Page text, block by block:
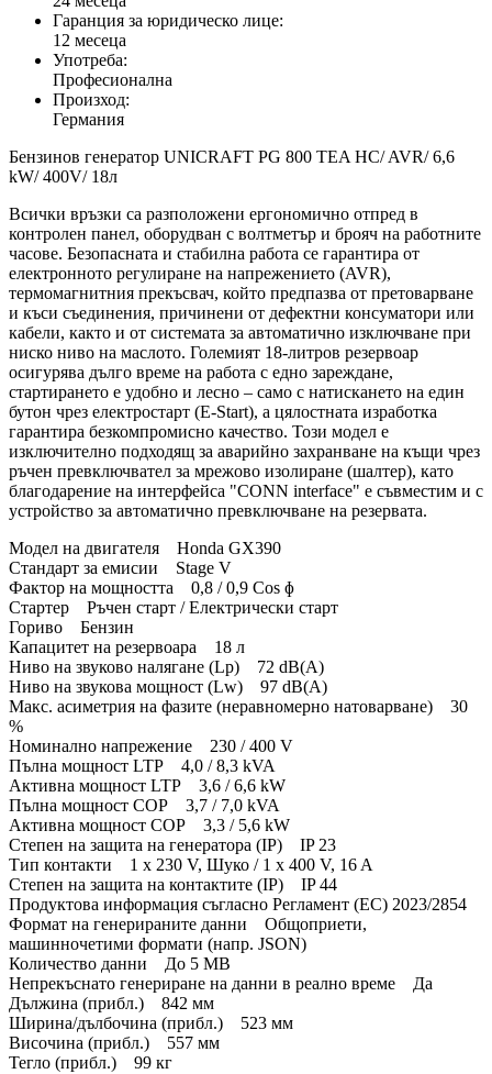
Гаранция за юридическо лице:
12 месеца
Употреба:
Професионална
Произход:
Германия
Бензинов генератор UNICRAFT PG 800 TEA HC/ AVR/ 6,6
kW/ 400V/ 18л
Всички връзки са разположени ергономично отпред в
контролен панел, оборудван с волтметър и брояч на работните
часове. Безопасната и стабилна работа се гарантира от
електронното регулиране на напрежението (AVR),
термомагнитния прекъсвач, който предпазва от претоварване
и къси съединения, причинени от дефектни консуматори или
кабели, както и от системата за автоматично изключване при
ниско ниво на маслото. Големият 18-литров резервоар
осигурява дълго време на работа с едно зареждане,
стартирането е удобно и лесно – само с натискането на един
бутон чрез електростарт (E-Start), а цялостната изработка
гарантира безкомпромисно качество. Този модел е
изключително подходящ за аварийно захранване на къщи чрез
ръчен превключвател за мрежово изолиране (шалтер), като
благодарение на интерфейса "CONN interface" е съвместим и с
устройство за автоматично превключване на резервата.
Модел на двигателя Honda GX390
Стандарт за емисии Stage V
Фактор на мощността 0,8 / 0,9 Cos ɸ
Стартер Ръчен старт / Електрически старт
Гориво Бензин
Капацитет на резервоара 18 л
Ниво на звуково налягане (Lp) 72 dB(A)
Ниво на звукова мощност (Lw) 97 dB(A)
Макс. асиметрия на фазите (неравномерно натоварване) 30
%
Номинално напрежение 230 / 400 V
Пълна мощност LTP 4,0 / 8,3 kVA
Активна мощност LTP 3,6 / 6,6 kW
Пълна мощност COP 3,7 / 7,0 kVA
Активна мощност COP 3,3 / 5,6 kW
Степен на защита на генератора (IP) IP 23
Тип контакти 1 x 230 V, Шуко / 1 x 400 V, 16 A
Степен на защита на контактите (IP) IP 44
Продуктова информация съгласно Регламент (ЕС) 2023/2854
Формат на генерираните данни Общоприети,
машинночетими формати (напр. JSON)
Количество данни До 5 MB
Непрекъснато генериране на данни в реално време Да
Дължина (прибл.) 842 мм
Ширина/дълбочина (прибл.) 523 мм
Височина (прибл.) 557 мм
Тегло (прибл.) 99 кг